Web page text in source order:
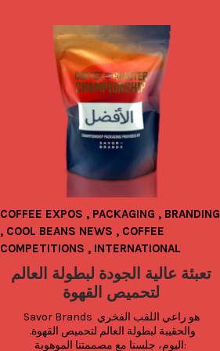
COFFEE EXPOS , PACKAGING , BRANDING
, COOL BEANS NEWS , COFFEE
COMPETITIONS , INTERNATIONAL
تعبئة عالية الجودة لبطولة العالم
لتحميص القهوة
Savor Brands هو راعي اللقب الفخري
اليوم، جلسنا مع مصممتنا الموهوبة: